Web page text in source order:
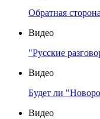
Обратная
Видео
"Русские
Видео
Будет ли
Видео